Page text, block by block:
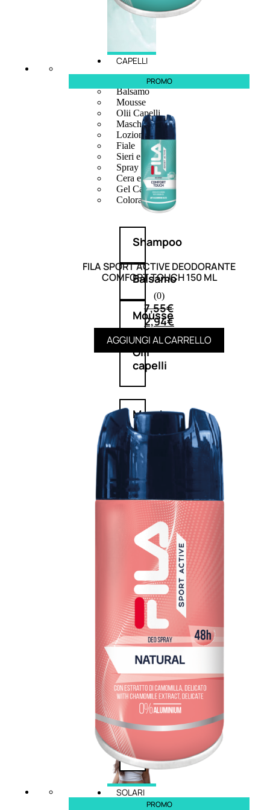
CAPELLI
Shampoo
Balsamo
Mousse
Olii Capelli
Maschere
Lozioni
Fiale
Sieri e Cristalli
Spray
Cera e Crema
Gel Capelli
Colorazione
Shampoo
Balsamo
Mousse
Olii
capelli
Maschere
Lozioni
Fiale
Sieri
e
cristalli
Spray
Cera
e
crema
Gel
capelli
Colorazione
SOLARI
PROMO
FILA SPORT ACTIVE DEODORANTE
COMFORT TOUCH 150 ML
(0)
7,55€
2,94€
AGGIUNGI AL CARRELLO
PROMO